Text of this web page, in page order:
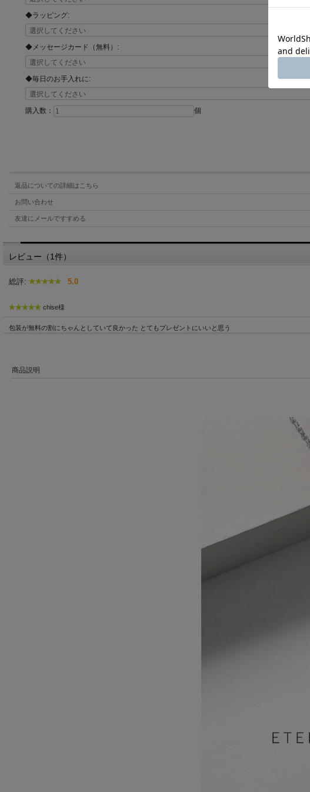
◆ラッピング:
◆メッセージカード（無料）:
◆毎日のお手入れに:
購入数： 個
返品についての詳細はこちら
お問い合わせ
友達にメールですすめる
レビュー（1件）
総評: 5.0
chise様
包装が無料の割にちゃんとしていて良かった とてもプレゼントにいいと思う
商品説明